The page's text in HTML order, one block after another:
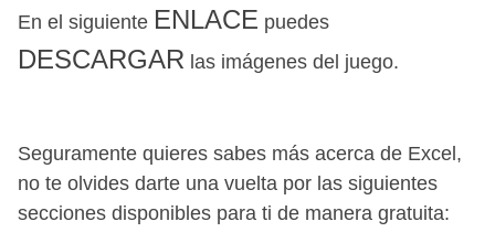
En el siguiente ENLACE puedes
DESCARGAR las imágenes del juego.
Seguramente quieres sabes más acerca de Excel,
no te olvides darte una vuelta por las siguientes
secciones disponibles para ti de manera gratuita: